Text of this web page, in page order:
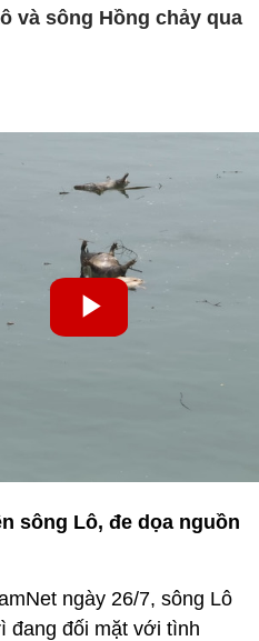
và sông Hồng chảy qua
sông Lô, đe dọa nguồn
ngày 26/7, sông Lô
đang đối mặt với tình